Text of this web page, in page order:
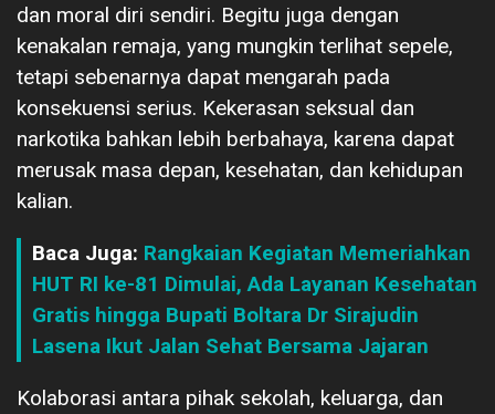
dan moral diri sendiri. Begitu juga dengan
kenakalan remaja, yang mungkin terlihat sepele,
tetapi sebenarnya dapat mengarah pada
konsekuensi serius. Kekerasan seksual dan
narkotika bahkan lebih berbahaya, karena dapat
merusak masa depan, kesehatan, dan kehidupan
kalian.
Baca Juga: Rangkaian Kegiatan Memeriahkan
HUT RI ke-81 Dimulai, Ada Layanan Kesehatan
Gratis hingga Bupati Boltara Dr Sirajudin
Lasena Ikut Jalan Sehat Bersama Jajaran
Kolaborasi antara pihak sekolah, keluarga, dan